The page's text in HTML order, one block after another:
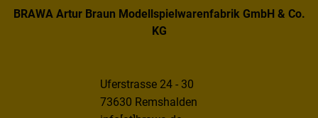
BRAWA Artur Braun Modellspielwarenfabrik GmbH & Co.
KG
Uferstrasse 24 - 30
73630 Remshalden